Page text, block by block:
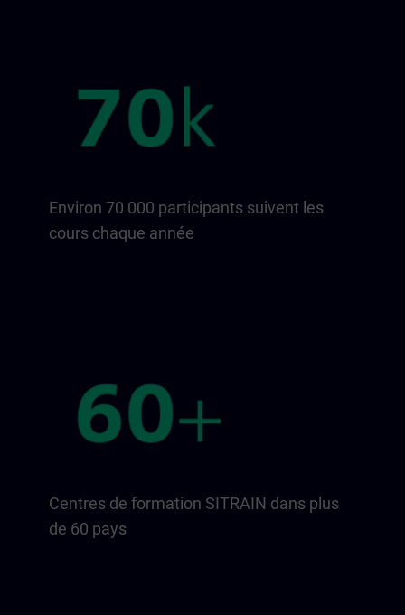
Environ 70 000 participants suivent les
cours chaque année
Centres de formation SITRAIN dans plus
de 60 pays